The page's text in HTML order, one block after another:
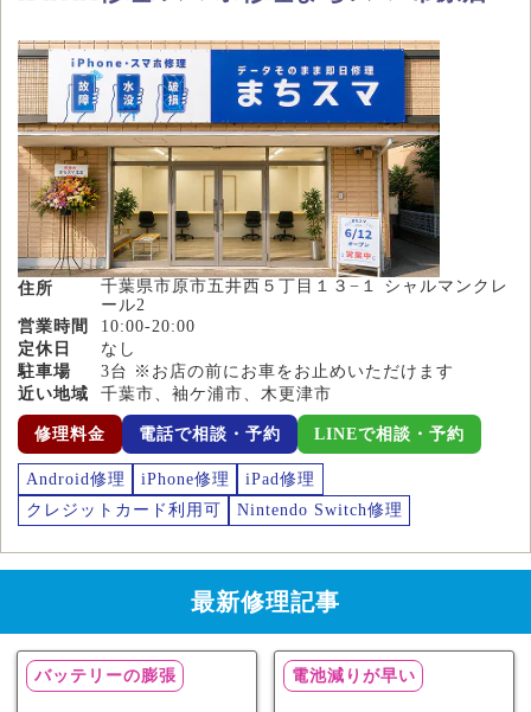
住所
千葉県市原市五井西５丁目１３−１ シャルマンクレ
ール2
営業時間
10:00-20:00
定休日
なし
駐車場
3台 ※お店の前にお車をお止めいただけます
近い地域
千葉市、袖ケ浦市、木更津市
修理料金 電話で相談・予約 LINEで相談・予約
Android修理 iPhone修理
iPad修理
クレジットカード利用可
Nintendo Switch修理
最新修理記事
バッテリーの膨張 電池減りが早い